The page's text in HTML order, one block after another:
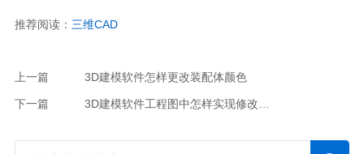
推荐阅读： 三维CAD
上一篇 3D建模软件怎样更改装配体颜色
下一篇